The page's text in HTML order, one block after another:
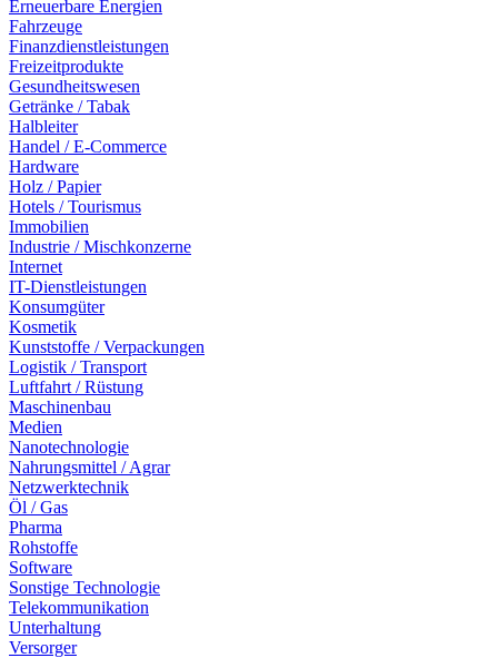
Erneuerbare Energien
Fahrzeuge
Finanzdienstleistungen
Freizeitprodukte
Gesundheitswesen
Getränke / Tabak
Halbleiter
Handel / E-Commerce
Hardware
Holz / Papier
Hotels / Tourismus
Immobilien
Industrie / Mischkonzerne
Internet
IT-Dienstleistungen
Konsumgüter
Kosmetik
Kunststoffe / Verpackungen
Logistik / Transport
Luftfahrt / Rüstung
Maschinenbau
Medien
Nanotechnologie
Nahrungsmittel / Agrar
Netzwerktechnik
Öl / Gas
Pharma
Rohstoffe
Software
Sonstige Technologie
Telekommunikation
Unterhaltung
Versorger